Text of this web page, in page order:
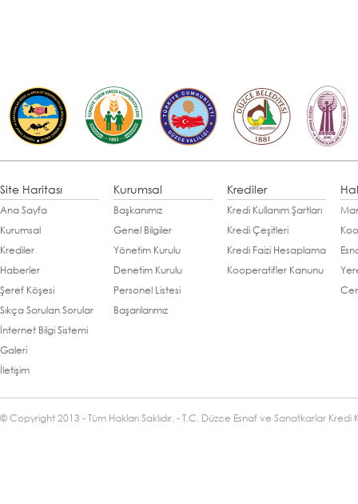
Site Haritası
Ana Sayfa
Kurumsal
Krediler
Haberler
Şeref Köşesi
Sıkça Sorulan Sorular
İnternet Bilgi Sistemi
Galeri
İletişim
Kurumsal
Başkanımız
Genel Bilgiler
Yönetim Kurulu
Denetim Kurulu
Personel Listesi
Başarılarımız
Krediler
Kredi Kullanım Şartları
Kredi Çeşitleri
Kredi Faizi Hesaplama
Kooperatifler Kanunu
© Copyright 2013 - Tüm Hakları Saklıdır. - T.C. Düzce Esnaf ve Sanatkarlar